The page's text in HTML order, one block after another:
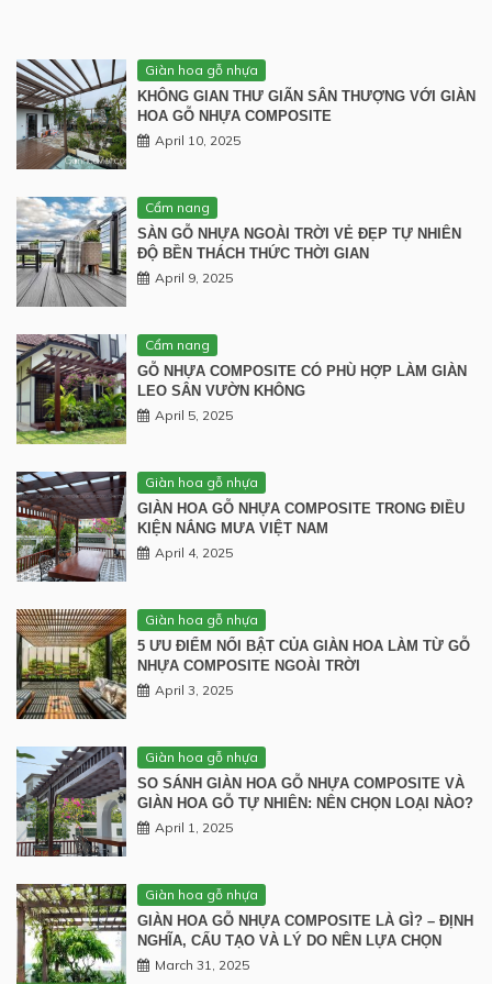
Giàn hoa gỗ nhựa
KHÔNG GIAN THƯ GIÃN SÂN THƯỢNG VỚI GIÀN
HOA GỖ NHỰA COMPOSITE
April 10, 2025
Cẩm nang
SÀN GỖ NHỰA NGOÀI TRỜI VẺ ĐẸP TỰ NHIÊN
ĐỘ BỀN THÁCH THỨC THỜI GIAN
April 9, 2025
Cẩm nang
GỖ NHỰA COMPOSITE CÓ PHÙ HỢP LÀM GIÀN
LEO SÂN VƯỜN KHÔNG
April 5, 2025
Giàn hoa gỗ nhựa
GIÀN HOA GỖ NHỰA COMPOSITE TRONG ĐIỀU
KIỆN NẮNG MƯA VIỆT NAM
April 4, 2025
Giàn hoa gỗ nhựa
5 ƯU ĐIỂM NỔI BẬT CỦA GIÀN HOA LÀM TỪ GỖ
NHỰA COMPOSITE NGOÀI TRỜI
April 3, 2025
Giàn hoa gỗ nhựa
SO SÁNH GIÀN HOA GỖ NHỰA COMPOSITE VÀ
GIÀN HOA GỖ TỰ NHIÊN: NÊN CHỌN LOẠI NÀO?
April 1, 2025
Giàn hoa gỗ nhựa
GIÀN HOA GỖ NHỰA COMPOSITE LÀ GÌ? – ĐỊNH
NGHĨA, CẤU TẠO VÀ LÝ DO NÊN LỰA CHỌN
March 31, 2025